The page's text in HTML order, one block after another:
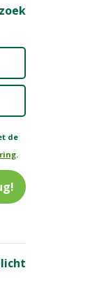
Naam
Telefoon
de
de
.